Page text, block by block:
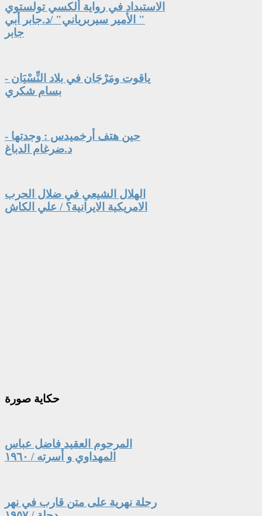
الاستبداد في رواية ألكسي تولستوي
" الأمير سيربرياني" /د.جابر أبي
جابر
ياقوت ومَرْجَان في بلاد النِّسْيَان -
بسام شكري
حين هتف أرخميدس : وجدتها -
د.ضرغام الدباغ
الهلال الشيعي في ضلال الحرب
الامريكية الايرانية؟ / علي الكاش
حكاية صورة
المرحوم العقيد فاضل عباس
المهداوي و أسرته / ١٩٦٠
رحلة نهرية على متن قارب في نهر